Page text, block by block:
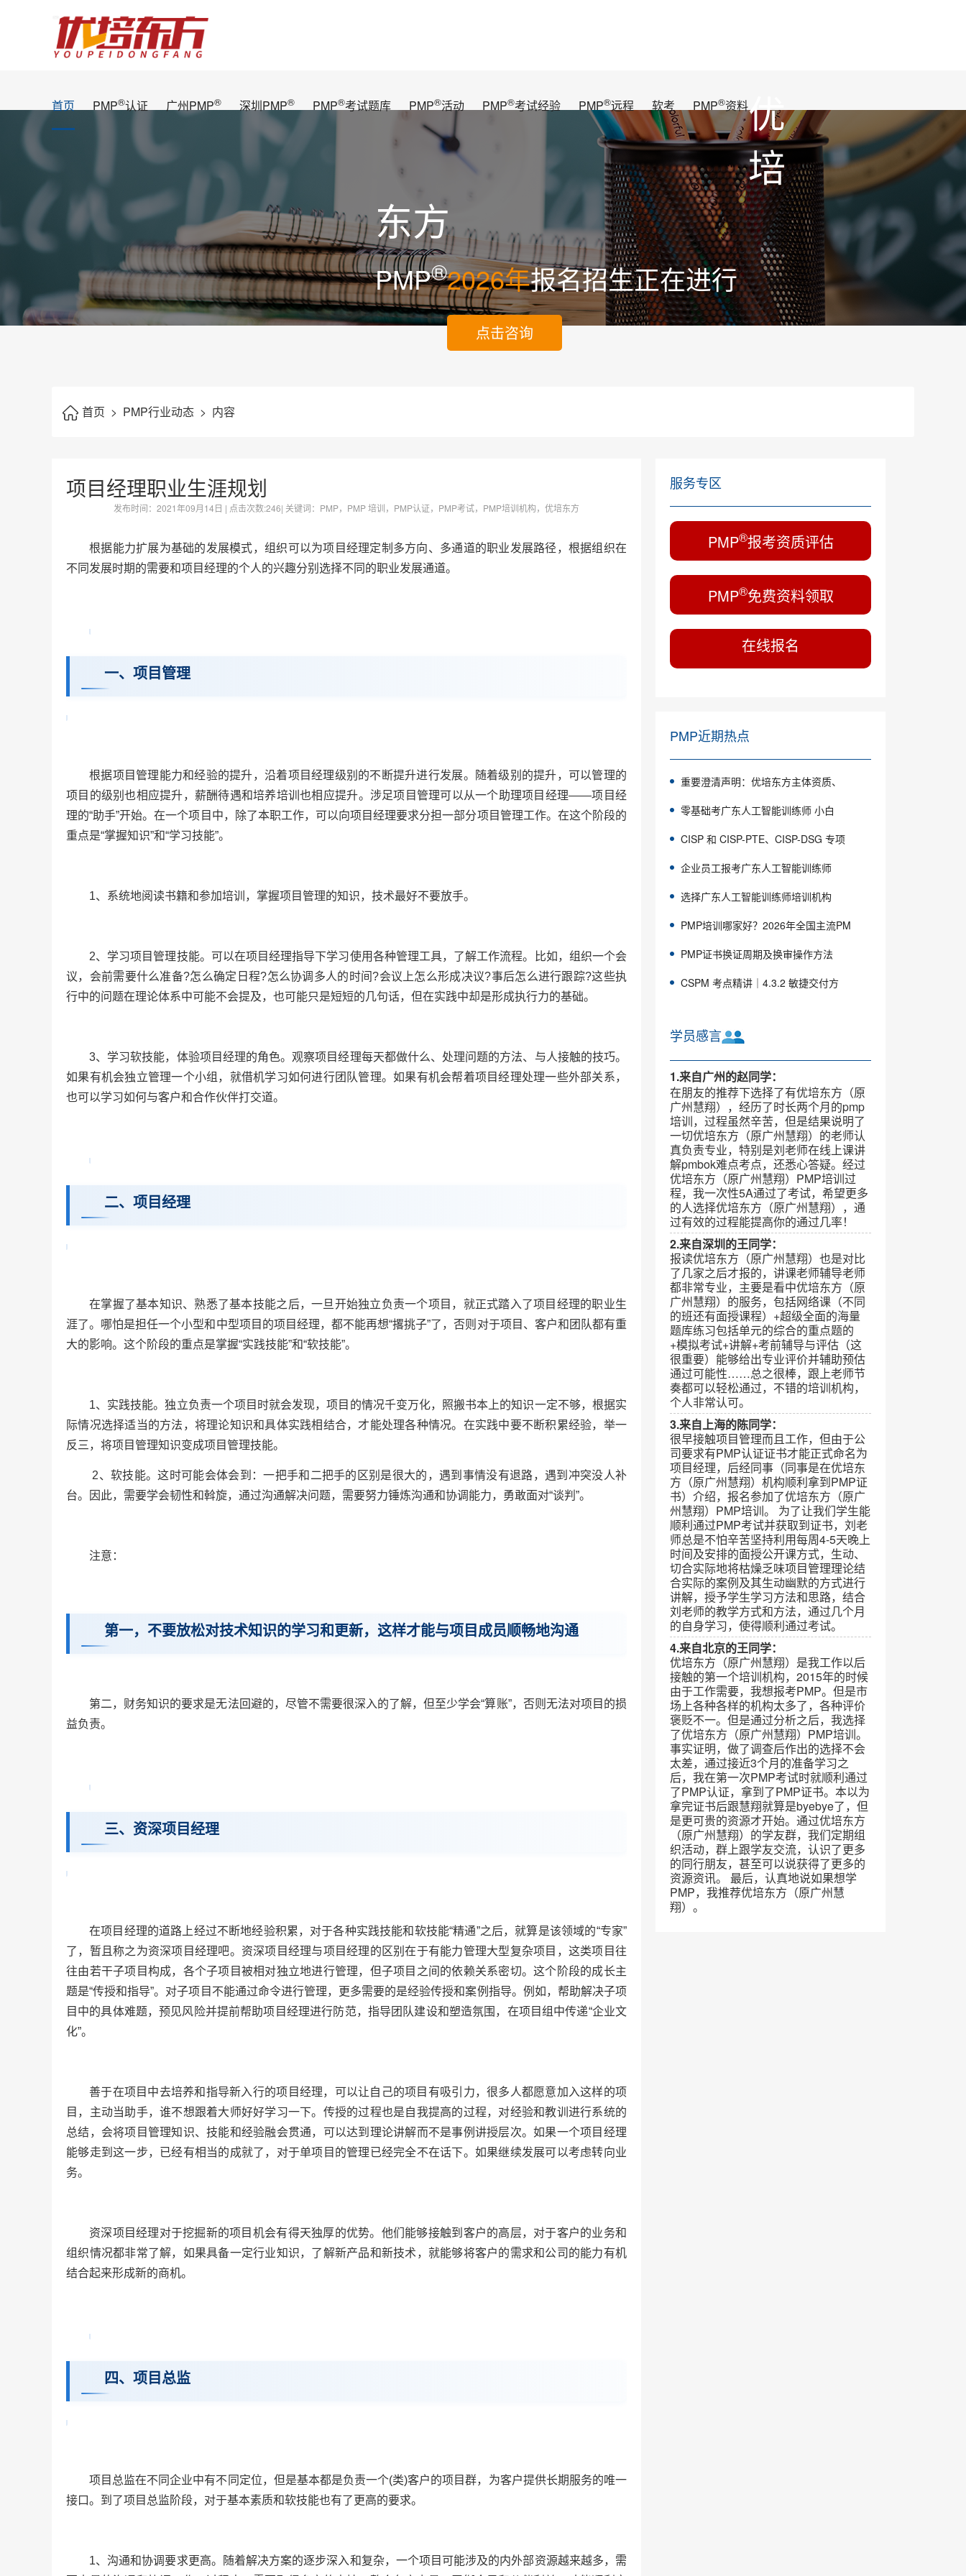
首页 PMP®认证 广州PMP® 深圳PMP® PMP®考试题库 PMP®活动 PMP®考试经验 PMP®远程 软考 PMP®资料优
培
东方
PMP®2026年报名招生正在进行
点击咨询
首页 > PMP行业动态 > 内容
项目经理职业生涯规划
发布时间： 2021年09月14日 | 点击次数:246| 关键词：PMP，PMP 培训，PMP认证，PMP考试，PMP培训机构，优培东方
根据能力扩展为基础的发展模式，组织可以为项目经理定制多方向、多通道的职业发展路径，根据组织在
不同发展时期的需要和项目经理的个人的兴趣分别选择不同的职业发展通道。
一、项目管理
根据项目管理能力和经验的提升，沿着项目经理级别的不断提升进行发展。随着级别的提升，可以管理的
项目的级别也相应提升，薪酬待遇和培养培训也相应提升。涉足项目管理可以从一个助理项目经理——项目经
理的“助手”开始。在一个项目中，除了本职工作，可以向项目经理要求分担一部分项目管理工作。在这个阶段的
重点是“掌握知识”和“学习技能”。
1、系统地阅读书籍和参加培训，掌握项目管理的知识，技术最好不要放手。
2、学习项目管理技能。可以在项目经理指导下学习使用各种管理工具，了解工作流程。比如，组织一个会
议，会前需要什么准备?怎么确定日程?怎么协调多人的时间?会议上怎么形成决议?事后怎么进行跟踪?这些执
行中的问题在理论体系中可能不会提及，也可能只是短短的几句话，但在实践中却是形成执行力的基础。
3、学习软技能，体验项目经理的角色。观察项目经理每天都做什么、处理问题的方法、与人接触的技巧。
如果有机会独立管理一个小组，就借机学习如何进行团队管理。如果有机会帮着项目经理处理一些外部关系，
也可以学习如何与客户和合作伙伴打交道。
二、项目经理
在掌握了基本知识、熟悉了基本技能之后，一旦开始独立负责一个项目，就正式踏入了项目经理的职业生
涯了。哪怕是担任一个小型和中型项目的项目经理，都不能再想“撂挑子”了，否则对于项目、客户和团队都有重
大的影响。这个阶段的重点是掌握“实践技能”和“软技能”。
1、实践技能。独立负责一个项目时就会发现，项目的情况千变万化，照搬书本上的知识一定不够，根据实
际情况选择适当的方法，将理论知识和具体实践相结合，才能处理各种情况。在实践中要不断积累经验，举一
反三，将项目管理知识变成项目管理技能。
2、软技能。这时可能会体会到：一把手和二把手的区别是很大的，遇到事情没有退路，遇到冲突没人补
台。因此，需要学会韧性和斡旋，通过沟通解决问题，需要努力锤炼沟通和协调能力，勇敢面对“谈判”。
注意：
第一，不要放松对技术知识的学习和更新，这样才能与项目成员顺畅地沟通
第二，财务知识的要求是无法回避的，尽管不需要很深入的了解，但至少学会“算账”，否则无法对项目的损
益负责。
三、资深项目经理
在项目经理的道路上经过不断地经验积累，对于各种实践技能和软技能“精通”之后，就算是该领域的“专家”
了，暂且称之为资深项目经理吧。资深项目经理与项目经理的区别在于有能力管理大型复杂项目，这类项目往
往由若干子项目构成，各个子项目被相对独立地进行管理，但子项目之间的依赖关系密切。这个阶段的成长主
题是“传授和指导”。对子项目不能通过命令进行管理，更多需要的是经验传授和案例指导。例如，帮助解决子项
目中的具体难题，预见风险并提前帮助项目经理进行防范，指导团队建设和塑造氛围，在项目组中传递“企业文
化”。
善于在项目中去培养和指导新入行的项目经理，可以让自己的项目有吸引力，很多人都愿意加入这样的项
目，主动当助手，谁不想跟着大师好好学习一下。传授的过程也是自我提高的过程，对经验和教训进行系统的
总结，会将项目管理知识、技能和经验融会贯通，可以达到理论讲解而不是事例讲授层次。如果一个项目经理
能够走到这一步，已经有相当的成就了，对于单项目的管理已经完全不在话下。如果继续发展可以考虑转向业
务。
资深项目经理对于挖掘新的项目机会有得天独厚的优势。他们能够接触到客户的高层，对于客户的业务和
组织情况都非常了解，如果具备一定行业知识，了解新产品和新技术，就能够将客户的需求和公司的能力有机
结合起来形成新的商机。
四、项目总监
项目总监在不同企业中有不同定位，但是基本都是负责一个(类)客户的项目群，为客户提供长期服务的唯一
接口。到了项目总监阶段，对于基本素质和软技能也有了更高的要求。
1、沟通和协调要求更高。随着解决方案的逐步深入和复杂，一个项目可能涉及的内外部资源越来越多，需
服务专区
PMP®报考资质评估
PMP®免费资料领取
在线报名
PMP近期热点
重要澄清声明：优培东方主体资质、
零基础考广东人工智能训练师 小白
CISP 和 CISP-PTE、CISP-DSG 专项
企业员工报考广东人工智能训练师
选择广东人工智能训练师培训机构
PMP培训哪家好？2026年全国主流PM
PMP证书换证周期及换审操作方法
CSPM 考点精讲｜4.3.2 敏捷交付方
学员感言
1.来自广州的赵同学：
在朋友的推荐下选择了有优培东方（原
广州慧翔），经历了时长两个月的pmp
培训，过程虽然辛苦，但是结果说明了
一切优培东方（原广州慧翔）的老师认
真负责专业，特别是刘老师在线上课讲
解pmbok难点考点，还悉心答疑。经过
优培东方（原广州慧翔）PMP培训过
程，我一次性5A通过了考试，希望更多
的人选择优培东方（原广州慧翔），通
过有效的过程能提高你的通过几率！
2.来自深圳的王同学：
报读优培东方（原广州慧翔）也是对比
了几家之后才报的，讲课老师辅导老师
都非常专业，主要是看中优培东方（原
广州慧翔）的服务，包括网络课（不同
的班还有面授课程）+超级全面的海量
题库练习包括单元的综合的重点题的
+模拟考试+讲解+考前辅导与评估（这
很重要）能够给出专业评价并辅助预估
通过可能性……总之很棒，跟上老师节
奏都可以轻松通过，不错的培训机构，
个人非常认可。
3.来自上海的陈同学：
很早接触项目管理而且工作，但由于公
司要求有PMP认证证书才能正式命名为
项目经理，后经同事（同事是在优培东
方（原广州慧翔）机构顺利拿到PMP证
书）介绍，报名参加了优培东方（原广
州慧翔）PMP培训。 为了让我们学生能
顺利通过PMP考试并获取到证书，刘老
师总是不怕辛苦坚持利用每周4-5天晚上
时间及安排的面授公开课方式，生动、
切合实际地将枯燥乏味项目管理理论结
合实际的案例及其生动幽默的方式进行
讲解，授予学生学习方法和思路，结合
刘老师的教学方式和方法，通过几个月
的自身学习，使得顺利通过考试。
4.来自北京的王同学：
优培东方（原广州慧翔）是我工作以后
接触的第一个培训机构，2015年的时候
由于工作需要，我想报考PMP。但是市
场上各种各样的机构太多了，各种评价
褒贬不一。但是通过分析之后，我选择
了优培东方（原广州慧翔）PMP培训。
事实证明，做了调查后作出的选择不会
太差，通过接近3个月的准备学习之
后，我在第一次PMP考试时就顺利通过
了PMP认证，拿到了PMP证书。本以为
拿完证书后跟慧翔就算是byebye了，但
是更可贵的资源才开始。通过优培东方
（原广州慧翔）的学友群，我们定期组
织活动，群上跟学友交流，认识了更多
的同行朋友，甚至可以说获得了更多的
资源资讯。 最后，认真地说如果想学
PMP，我推荐优培东方（原广州慧
翔）。